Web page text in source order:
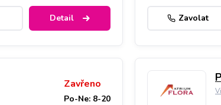
Detail Zavolat
Zavřeno
Po-Ne: 8-20